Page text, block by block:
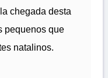
chegada desta
pequenos que
natalinos.